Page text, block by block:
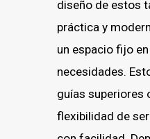
diseño de estos
práctica y
un espacio fijo
necesidades.
guías superiores
flexibilidad de